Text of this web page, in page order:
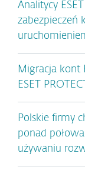
Analitycy
zabezpieczeń
Migracja kont
ESET
Polskie firmy
ponad
używaniu